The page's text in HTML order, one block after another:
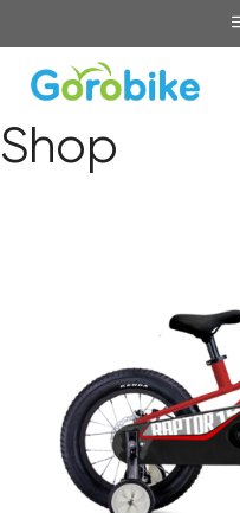
to
content
Shop